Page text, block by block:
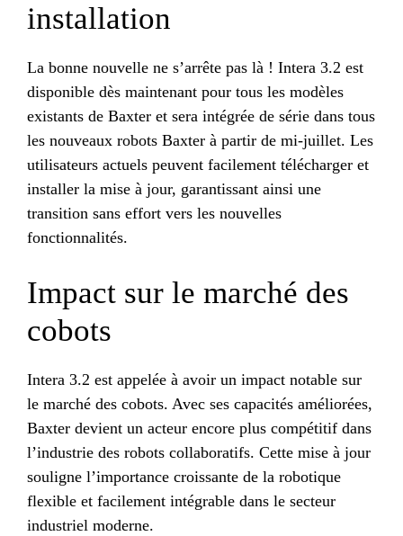
installation
La bonne nouvelle ne s’arrête pas là ! Intera 3.2 est
disponible dès maintenant pour tous les modèles
existants de Baxter et sera intégrée de série dans tous
les nouveaux robots Baxter à partir de mi-juillet. Les
utilisateurs actuels peuvent facilement télécharger et
installer la mise à jour, garantissant ainsi une
transition sans effort vers les nouvelles
fonctionnalités.
Impact sur le marché des
cobots
Intera 3.2 est appelée à avoir un impact notable sur
le marché des cobots. Avec ses capacités améliorées,
Baxter devient un acteur encore plus compétitif dans
l’industrie des robots collaboratifs. Cette mise à jour
souligne l’importance croissante de la robotique
flexible et facilement intégrable dans le secteur
industriel moderne.